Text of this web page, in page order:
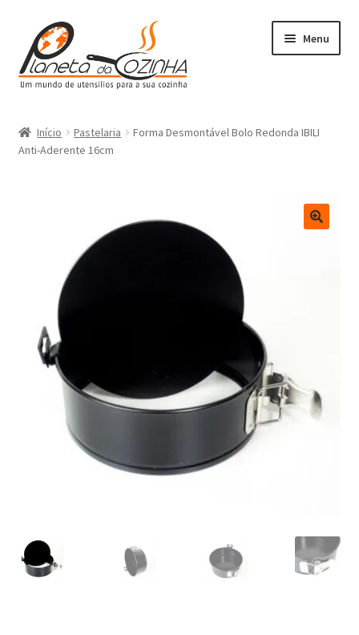
Menu
Carrinho
Finalizar Compra
Lista de Desejos
Minha Conta
Política de Privacidade
Promoções
Início Pastelaria
Forma Desmontável Bolo Redonda IBILI
Anti-Aderente 16cm